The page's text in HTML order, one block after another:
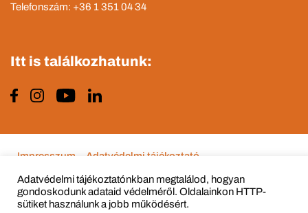
Telefonszám: +36 1 351 04 34
Itt is találkozhatunk:
Impresszum Adatvédelmi tájékoztató
Adatvédelmi tájékoztatónkban megtalálod, hogyan
gondoskodunk adataid védelméről. Oldalainkon HTTP-
sütiket használunk a jobb működésért.